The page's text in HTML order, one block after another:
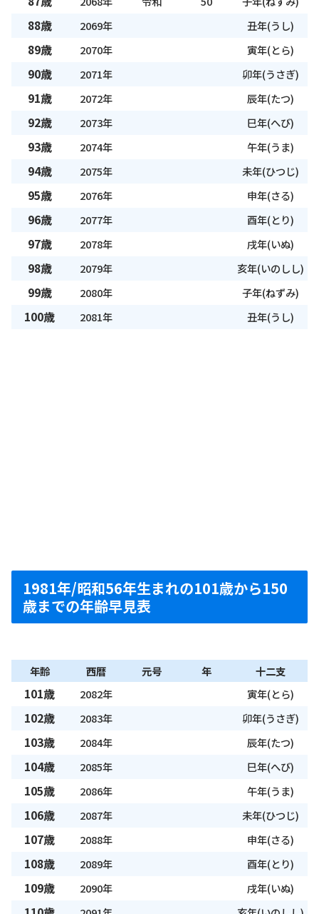
88歳 2069年 丑年(うし)
89歳 2070年 寅年(とら)
90歳 2071年 卯年(うさぎ)
91歳 2072年 辰年(たつ)
92歳 2073年 巳年(へび)
93歳 2074年 午年(うま)
94歳 2075年 未年(ひつじ)
95歳 2076年 申年(さる)
96歳 2077年 酉年(とり)
97歳 2078年 戌年(いぬ)
98歳 2079年 亥年(いのしし)
99歳 2080年 子年(ねずみ)
100歳 2081年 丑年(うし)
1981年/昭和56年生まれの101歳から150
歳までの年齢早見表
年齢 西暦 元号 年 十二支
101歳 2082年 寅年(とら)
102歳 2083年 卯年(うさぎ)
103歳 2084年 辰年(たつ)
104歳 2085年 巳年(へび)
105歳 2086年 午年(うま)
106歳 2087年 未年(ひつじ)
107歳 2088年 申年(さる)
108歳 2089年 酉年(とり)
109歳 2090年 戌年(いぬ)